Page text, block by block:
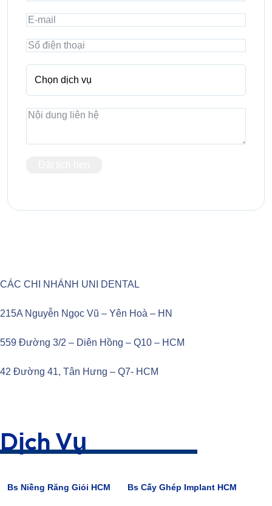
CÁC CHI NHÁNH UNI DENTAL
215A Nguyễn Ngọc Vũ – Yên Hoà – HN
559 Đường 3/2 – Diên Hồng – Q10 – HCM
42 Đường 41, Tân Hưng – Q7- HCM
Dịch Vụ
Bs Niềng Răng Giỏi HCM Bs Cấy Ghép Implant HCM